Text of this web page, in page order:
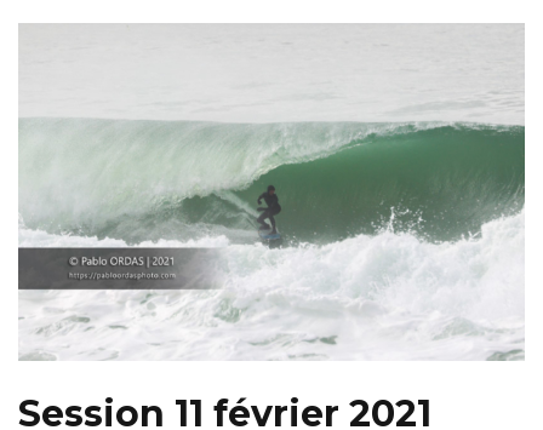
Session 11 février 2021